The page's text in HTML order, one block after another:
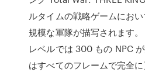
ルタイムの戦略ゲームにお
規模な軍隊が描写されます
レベルでは 300 もの NPC
はすべてのフレームで完全